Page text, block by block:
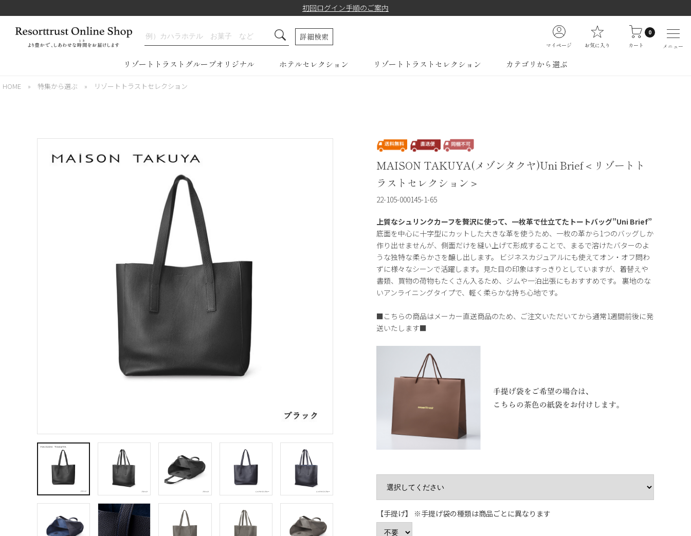
初回ログイン手順のご案内
詳細検索
マイページ お気に入り
0
カート
メニュー
リゾートトラストグループオリジナル ホテルセレクション リゾートトラストセレクション カテゴリから選ぶ
HOME » 特集から選ぶ » リゾートトラストセレクション
MAISON TAKUYA(メゾンタクヤ)Uni Brief＜リゾートト
ラストセレクション＞
22-105-000145-1-65
上質なシュリンクカーフを贅沢に使って、一枚革で仕立てたトートバッグ”Uni Brief”
底面を中心に十字型にカットした大きな革を使うため、一枚の革から1つのバッグしか
作り出せませんが、側面だけを縫い上げて形成することで、まるで溶けたバターのよ
うな独特な柔らかさを醸し出します。 ビジネスカジュアルにも使えてオン・オフ問わ
ずに様々なシーンで活躍します。見た目の印象はすっきりとしていますが、着替えや
書類、買物の荷物もたくさん入るため、ジムや一泊出張にもおすすめです。 裏地のな
いアンライニングタイプで、軽く柔らかな持ち心地です。
■こちらの商品はメーカー直送商品のため、ご注文いただいてから通常1週間前後に発
送いたします■
【手提げ】 ※手提げ袋の種類は商品ごとに異なります